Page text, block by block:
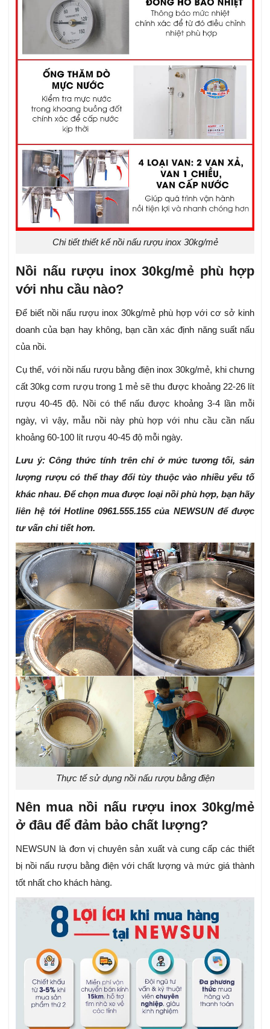
Chi tiết thiết kế nồi nấu rượu inox 30kg/mẻ
Nồi nấu rượu inox 30kg/mẻ phù hợp
với nhu cầu nào?
Để biết nồi nấu rượu inox 30kg/mẻ phù hợp với cơ sở kinh
doanh của bạn hay không, bạn cần xác định năng suất nấu
của nồi.
Cụ thể, với nồi nấu rượu bằng điện inox 30kg/mẻ, khi chưng
cất 30kg cơm rượu trong 1 mẻ sẽ thu được khoảng 22-26 lít
rượu 40-45 độ. Nồi có thể nấu được khoảng 3-4 lần mỗi
ngày, vì vậy, mẫu nồi này phù hợp với nhu cầu cần nấu
khoảng 60-100 lít rượu 40-45 độ mỗi ngày.
Lưu ý: Công thức tính trên chỉ ở mức tương tối, sản
lượng rượu có thể thay đổi tùy thuộc vào nhiều yếu tố
khác nhau. Để chọn mua được loại nồi phù hợp, bạn hãy
liên hệ tới Hotline 0961.555.155 của NEWSUN để được
tư vấn chi tiết hơn.
Thực tế sử dụng nồi nấu rượu bằng điện
Nên mua nồi nấu rượu inox 30kg/mẻ
ở đâu để đảm bảo chất lượng?
NEWSUN là đơn vị chuyên sản xuất và cung cấp các thiết
bị nồi nấu rượu bằng điện với chất lượng và mức giá thành
tốt nhất cho khách hàng.